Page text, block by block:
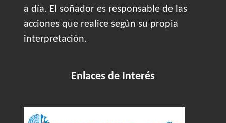
a día. El soñador es responsable de las
acciones que realice según su propia
interpretación.
Enlaces de Interés